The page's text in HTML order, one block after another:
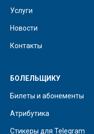
Услуги
Новости
Контакты
БОЛЕЛЬЩИКУ
Билеты и абонементы
Атрибутика
Стикеры для Telegram